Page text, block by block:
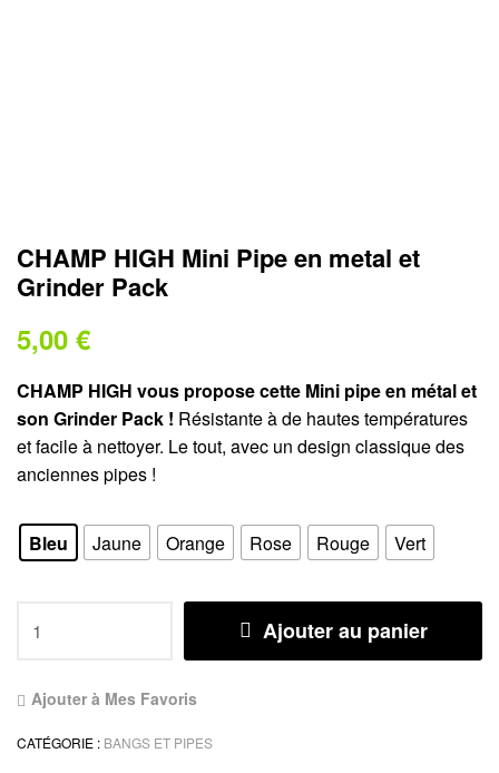
CHAMP HIGH Mini Pipe en metal et
Grinder Pack
5,00 €
CHAMP HIGH vous propose cette Mini pipe en métal et
son Grinder Pack ! Résistante à de hautes températures
et facile à nettoyer. Le tout, avec un design classique des
anciennes pipes !
Bleu Jaune Orange Rose Rouge Vert
Ajouter au panier
Ajouter à Mes Favoris
CATÉGORIE : BANGS ET PIPES